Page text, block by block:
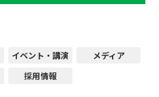
イベント・講演
メディア
採用情報